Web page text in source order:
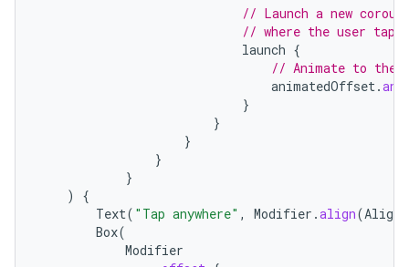
// Launch a new
// where the user
launch {
// Animate to the
animatedOffset.
}
}
}
}
}
)
{
Text( "Tap anywhere" , Modifier .align(
Box(
Modifier